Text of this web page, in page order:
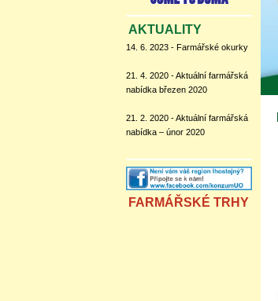
AKTUALITY
14. 6. 2023 - Farmářské okurky
21. 4. 2020 - Aktuální farmářská
nabídka březen 2020
21. 2. 2020 - Aktuální farmářská
nabídka – únor 2020
FARMÁŘSKÉ TRHY